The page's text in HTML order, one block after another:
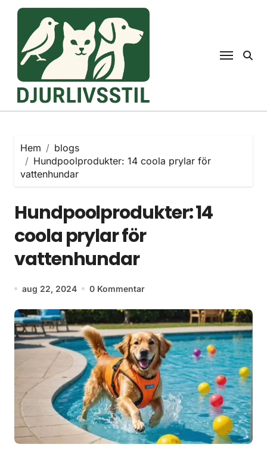
Hoppa
innehåll
Hem
blogs
Hundpoolprodukter: 14 coola prylar för
vattenhundar
Hundpoolprodukter: 14
coola prylar för
vattenhundar
aug 22, 2024 0 Kommentar